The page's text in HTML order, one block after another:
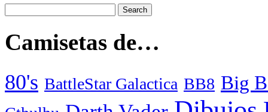
Camisetas de…
80's BattleStar Galactica BB8 Big